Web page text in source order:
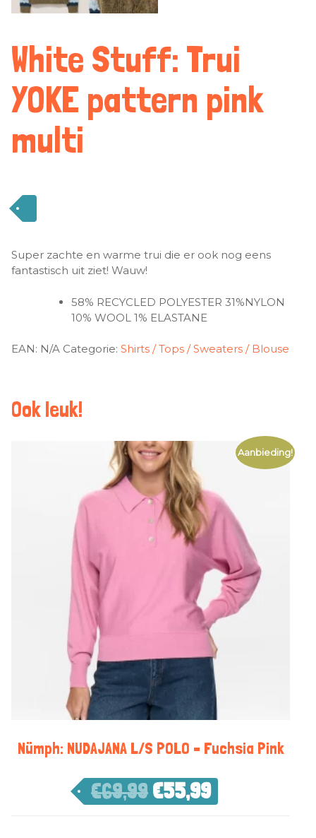
White Stuff: Trui
YOKE pattern pink
multi
Super zachte en warme trui die er ook nog eens
fantastisch uit ziet! Wauw!
58% RECYCLED POLYESTER 31%NYLON
10% WOOL 1% ELASTANE
EAN: N/A Categorie: Shirts / Tops / Sweaters / Blouse
Ook leuk!
Aanbieding!
Nümph: NUDAJANA L/S POLO – Fuchsia Pink
€69,99 €55,99